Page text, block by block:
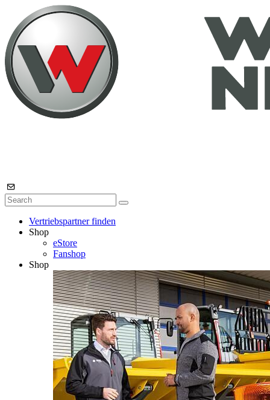
Vertriebspartner finden
Shop
eStore
Fanshop
Shop